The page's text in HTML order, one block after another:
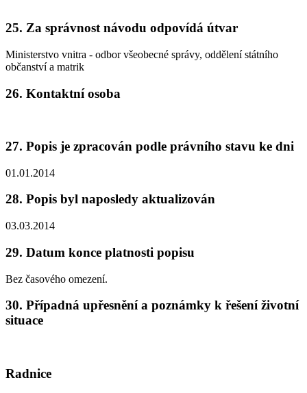
25. Za správnost návodu odpovídá útvar
Ministerstvo vnitra - odbor všeobecné správy, oddělení státního
občanství a matrik
26. Kontaktní osoba
27. Popis je zpracován podle právního stavu ke dni
01.01.2014
28. Popis byl naposledy aktualizován
03.03.2014
29. Datum konce platnosti popisu
Bez časového omezení.
30. Případná upřesnění a poznámky k řešení životní
situace
Radnice